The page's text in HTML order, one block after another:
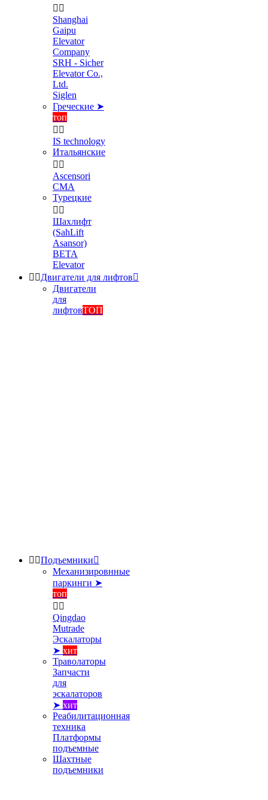
 
Shanghai
Gaipu
Elevator
Company
SRH - Sicher
Elevator Co.,
Ltd.
Siglen
Греческие ➤
топ
 
IS technology
Итальянские
 
Ascensori
CMA
Турецкие
 
Шахлифт
(SahLift
Asansor)
BETA
Elevator
 Двигатели для лифтов
Двигатели
для
лифтовТОП
 Подъемники
Механизировнные
паркинги ➤
топ
 
Qingdao
Mutrade
Эскалаторы
➤ хит
Траволаторы
Запчасти
для
эскалаторов
➤ хит
Реабилитационная
техника
Платформы
подъемные
Шахтные
подъемники